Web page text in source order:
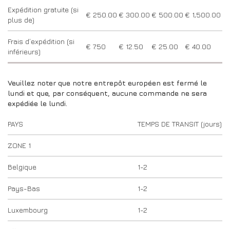
FAQS
MON COMPTE
RESSOURCES
MON COMPTE
CONCESSIONNAIRES
FORMULAIRE D’INSCRIPTION DES AMBASSADEURS
Expédition gratuite (si
plus de)
€ 250.00 € 300.00 € 500.00 € 1,500.00
Frais d’expédition (si
inférieurs)
€ 7.50 € 12.50 € 25.00 € 40.00
Veuillez noter que notre entrepôt européen est fermé le
lundi et que, par conséquent, aucune commande ne sera
expédiée le lundi.
PAYS TEMPS DE TRANSIT (jours)
ZONE 1
Belgique 1-2
Pays-Bas 1-2
Luxembourg 1-2